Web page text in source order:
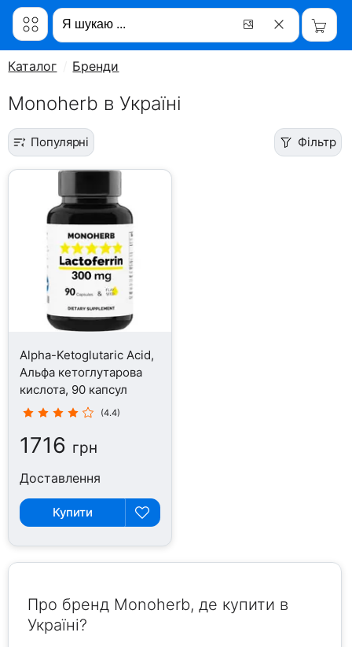
Каталог Бренди
Monoherb в Україні
Популярні Фільтр
Alpha-Ketoglutaric Acid,
Альфа кетоглутарова
кислота, 90 капсул
(4.4)
1716 грн
Доставлення
Купити
Про бренд Monoherb, де купити в
Україні?